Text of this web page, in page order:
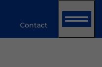
​​​​​​​Contact